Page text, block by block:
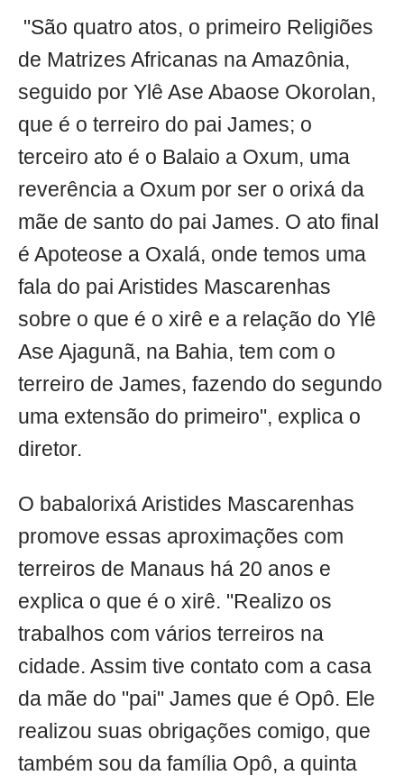
"São quatro atos, o primeiro Religiões
de Matrizes Africanas na Amazônia,
seguido por Ylê Ase Abaose Okorolan,
que é o terreiro do pai James; o
terceiro ato é o Balaio a Oxum, uma
reverência a Oxum por ser o orixá da
mãe de santo do pai James. O ato final
é Apoteose a Oxalá, onde temos uma
fala do pai Aristides Mascarenhas
sobre o que é o xirê e a relação do Ylê
Ase Ajagunã, na Bahia, tem com o
terreiro de James, fazendo do segundo
uma extensão do primeiro", explica o
diretor.
O babalorixá Aristides Mascarenhas
promove essas aproximações com
terreiros de Manaus há 20 anos e
explica o que é o xirê. "Realizo os
trabalhos com vários terreiros na
cidade. Assim tive contato com a casa
da mãe do "pai" James que é Opô. Ele
realizou suas obrigações comigo, que
também sou da família Opô, a quinta